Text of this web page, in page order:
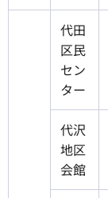
代田
区民
セン
ター
代沢
地区
会館